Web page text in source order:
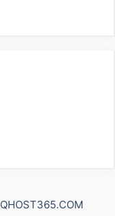
QHOST365.COM